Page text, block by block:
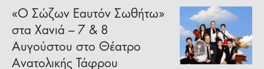
«Ο Σώζων Εαυτόν Σωθήτω»
στα Χανιά – 7 & 8
Αυγούστου στο Θέατρο
Ανατολικής Τάφρου